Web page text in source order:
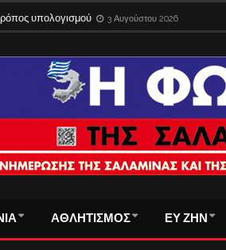
υπολογισμού 3 Αυγούστου 2026
ΑΘΛΗΤΙΣΜΟΣ ΕΥ ΖΗΝ